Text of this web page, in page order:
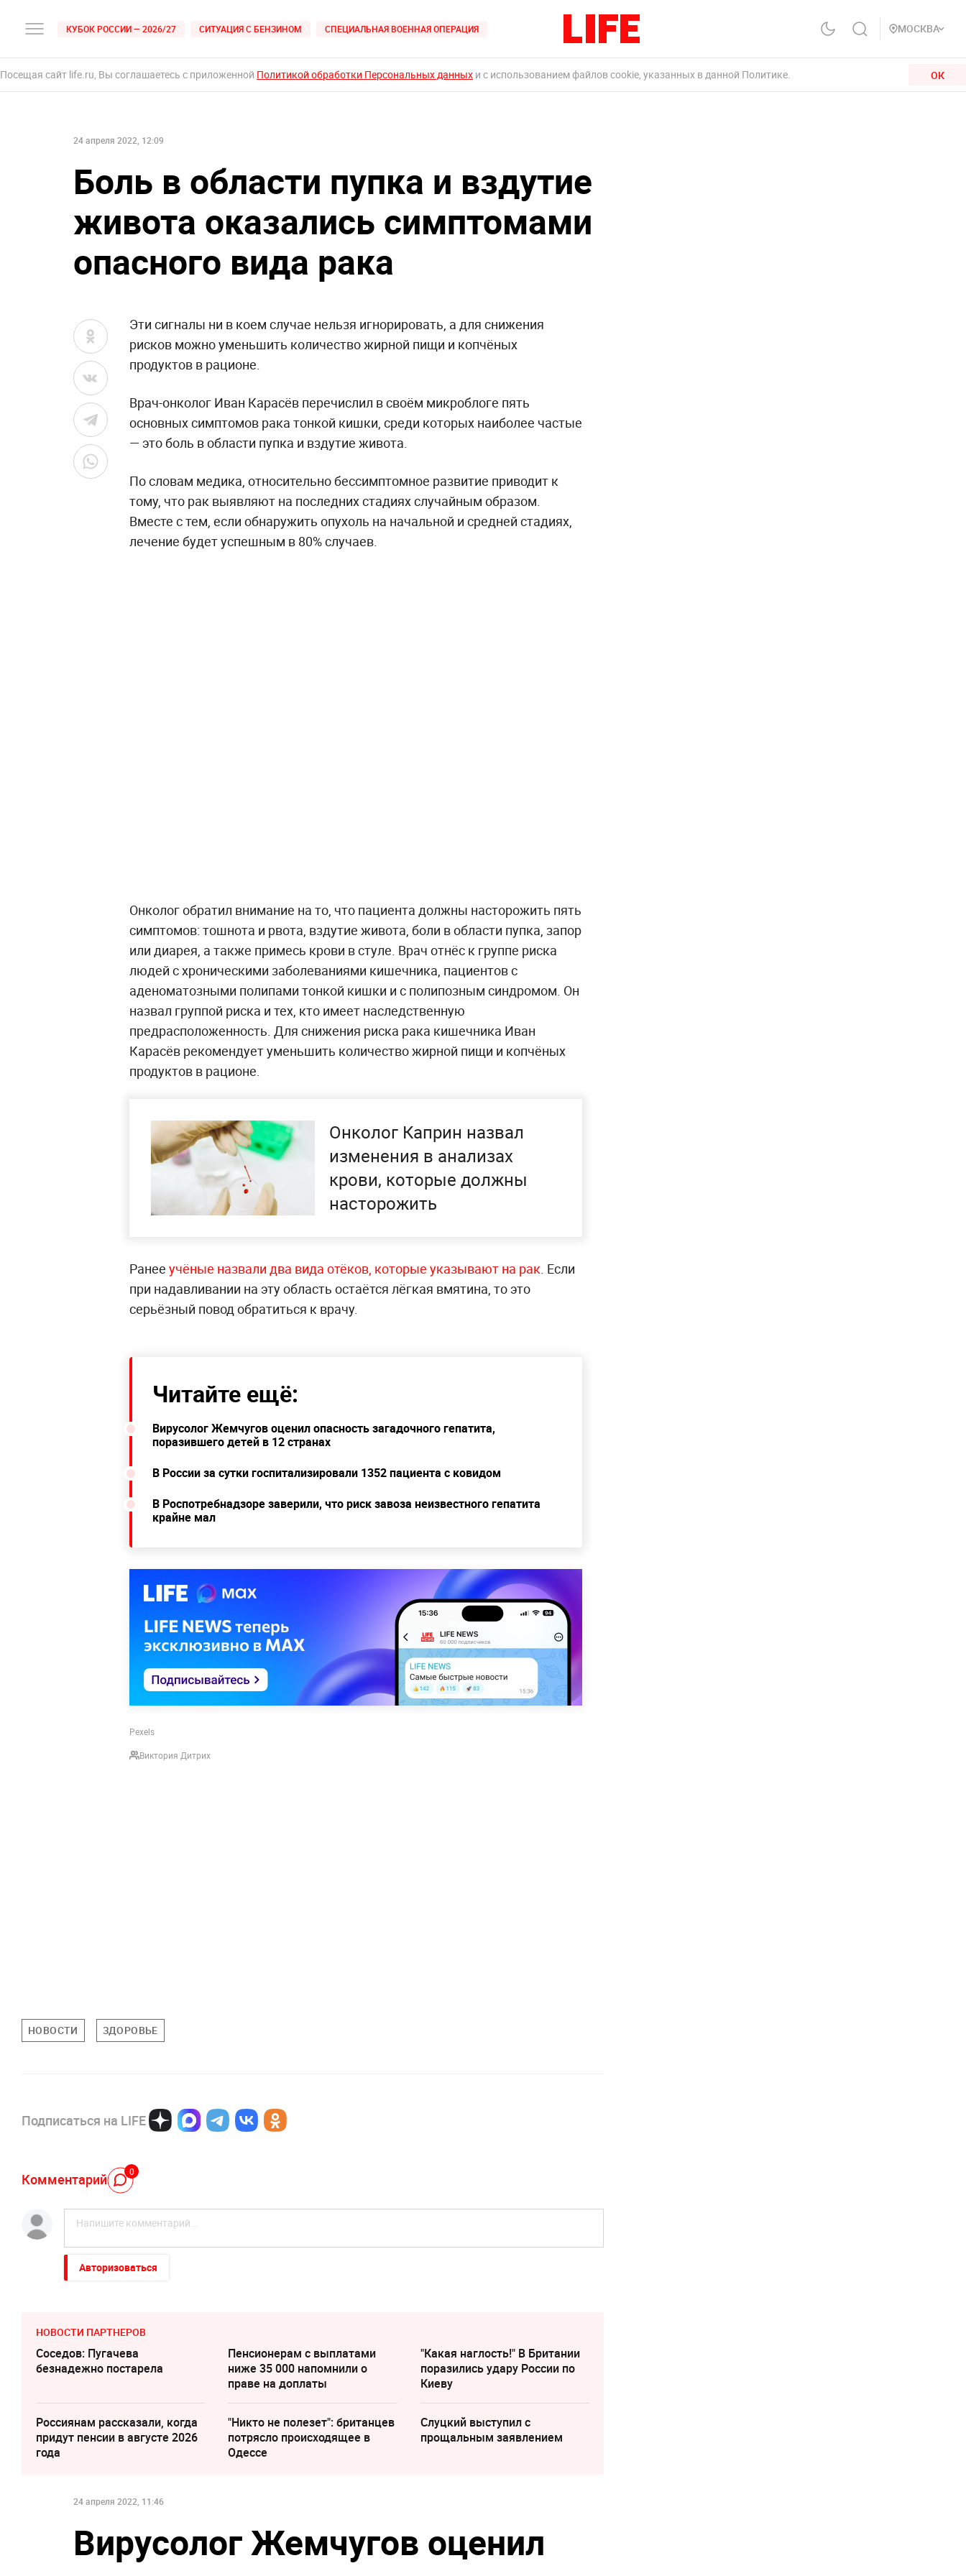
КУБОК РОССИИ — 2026/27 СИТУАЦИЯ С БЕНЗИНОМ СПЕЦИАЛЬНАЯ ВОЕННАЯ ОПЕРАЦИЯ МОСКВА
Посещая сайт life.ru, Вы соглашаетесь с приложенной Политикой обработки Персональных данных и с использованием файлов cookie, указанных в данной Политике. ОК
24 апреля 2022, 12:09
Боль в области пупка и вздутие
живота оказались симптомами
опасного вида рака
Эти сигналы ни в коем случае нельзя игнорировать, а для снижения
рисков можно уменьшить количество жирной пищи и копчёных
продуктов в рационе.
Врач-онколог Иван Карасёв перечислил в своём микроблоге пять
основных симптомов рака тонкой кишки, среди которых наиболее частые
— это боль в области пупка и вздутие живота.
По словам медика, относительно бессимптомное развитие приводит к
тому, что рак выявляют на последних стадиях случайным образом.
Вместе с тем, если обнаружить опухоль на начальной и средней стадиях,
лечение будет успешным в 80% случаев.
Онколог обратил внимание на то, что пациента должны насторожить пять
симптомов: тошнота и рвота, вздутие живота, боли в области пупка, запор
или диарея, а также примесь крови в стуле. Врач отнёс к группе риска
людей с хроническими заболеваниями кишечника, пациентов с
аденоматозными полипами тонкой кишки и с полипозным синдромом. Он
назвал группой риска и тех, кто имеет наследственную
предрасположенность. Для снижения риска рака кишечника Иван
Карасёв рекомендует уменьшить количество жирной пищи и копчёных
продуктов в рационе.
Онколог Каприн назвал
изменения в анализах
крови, которые должны
насторожить
Ранее учёные назвали два вида отёков, которые указывают на рак. Если
при надавливании на эту область остаётся лёгкая вмятина, то это
серьёзный повод обратиться к врачу.
Читайте ещё:
Вирусолог Жемчугов оценил опасность загадочного гепатита,
поразившего детей в 12 странах
В России за сутки госпитализировали 1352 пациента с ковидом
В Роспотребнадзоре заверили, что риск завоза неизвестного гепатита
крайне мал
Pexels
Виктория Дитрих
НОВОСТИ ЗДОРОВЬЕ
Подписаться на LIFE
Комментарий 0
Авторизоваться
НОВОСТИ ПАРТНЕРОВ
Соседов: Пугачева
безнадежно постарела
Пенсионерам с выплатами
ниже 35 000 напомнили о
праве на доплаты
"Какая наглость!" В Британии
поразились удару России по
Киеву
Россиянам рассказали, когда
придут пенсии в августе 2026
года
"Никто не полезет": британцев
потрясло происходящее в
Одессе
Слуцкий выступил с
прощальным заявлением
24 апреля 2022, 11:46
Вирусолог Жемчугов оценил